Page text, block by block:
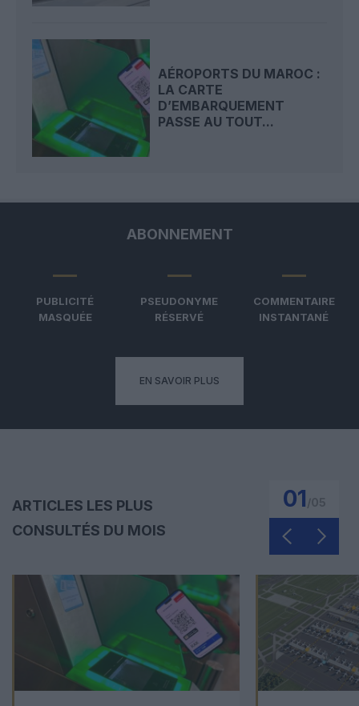
AÉROPORTS DU MAROC :
LA CARTE
D’EMBARQUEMENT
PASSE AU TOUT...
ABONNEMENT
PUBLICITÉ
MASQUÉE
PSEUDONYME
RÉSERVÉ
COMMENTAIRE
INSTANTANÉ
EN SAVOIR PLUS
ARTICLES LES PLUS
CONSULTÉS DU MOIS
01